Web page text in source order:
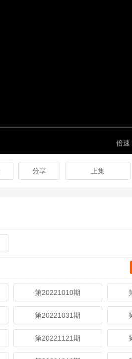
分享 上集
第20221010期
第20221031期
第20221121期